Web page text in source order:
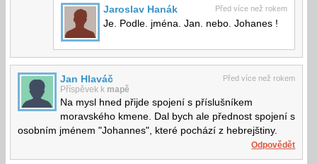
Před více než rokem
Jaroslav Hanák
Je. Podle. jména. Jan. nebo. Johanes !
Před více než rokem
Jan Hlaváč
Příspěvek k mapě
Na mysl hned přijde spojení s příslušníkem
moravského kmene. Dal bych ale přednost spojení s
osobním jménem "Johannes", které pochází z hebrejštiny.
Odpovědět